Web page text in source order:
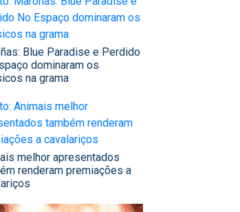
Blue Paradise e Perdido
dominaram os
na grama
melhor apresentados
renderam premiações a